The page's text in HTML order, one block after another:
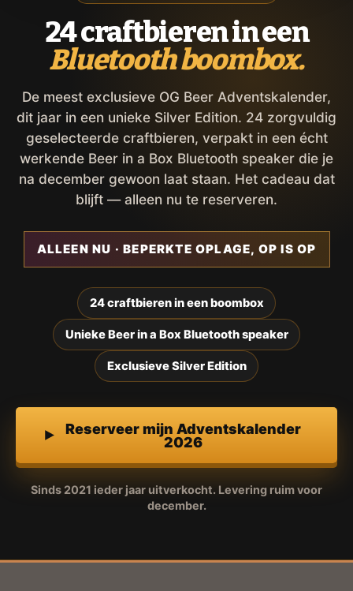
24 craftbieren in een
Bluetooth boombox.
De meest exclusieve OG Beer Adventskalender,
dit jaar in een unieke Silver Edition. 24 zorgvuldig
geselecteerde craftbieren, verpakt in een écht
werkende Beer in a Box Bluetooth speaker die je
na december gewoon laat staan. Het cadeau dat
blijft — alleen nu te reserveren.
ALLEEN NU · BEPERKTE OPLAGE, OP IS OP
24 craftbieren in een boombox
Unieke Beer in a Box Bluetooth speaker
Exclusieve Silver Edition
Reserveer mijn Adventskalender
2026
Sinds 2021 ieder jaar uitverkocht. Levering ruim voor
december.